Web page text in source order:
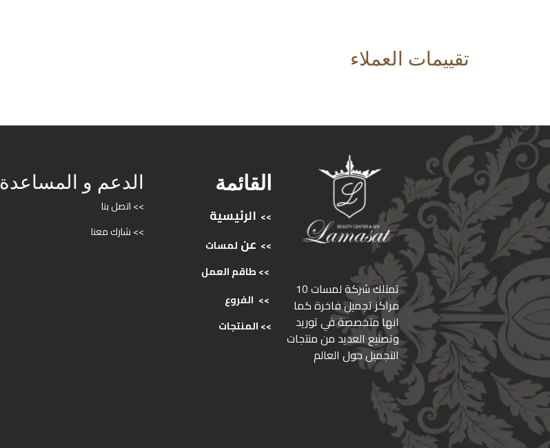
تقييمات العملاء
الدعم و المساعدة
>> اتصل بنا
>> شارك معنا
القائمة
>> الرئيسية
>> عن لمسات
>> طاقمالعمل
>> الفروع
>>المنتجات
ﺗﻤﺘﻠﻚ ﺷﺮﻛﺔ ﻟﻤﺴﺎت 10
ﻣﺮاﻛﺰ ﺗﺠﻤﻴﻞ ﻓﺎﺧﺮة كما
انها ﻣﺘﺨﺼﺼﺔ ﻓﻲ ﺗﻮرﻳﺪ
وﺗﺼﻨﻴﻊ اﻟﻌﺪﻳﺪ ﻣﻦ ﻣﻨﺘﺠﺎت
اﻟﺘﺠﻤﻴﻞ ﺣﻮل اﻟﻌﺎﻟﻢ